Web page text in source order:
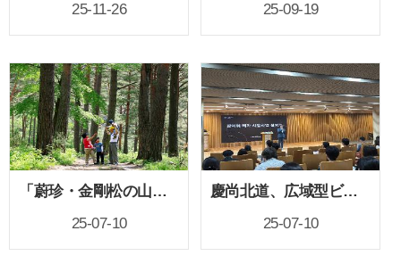
25-11-26
25-09-19
「蔚珍・金剛松の山地農業システム」が世界重要農業遺産に認定！
25-07-10
慶尚北道、広域型ビザモデル事業を開始
25-07-10